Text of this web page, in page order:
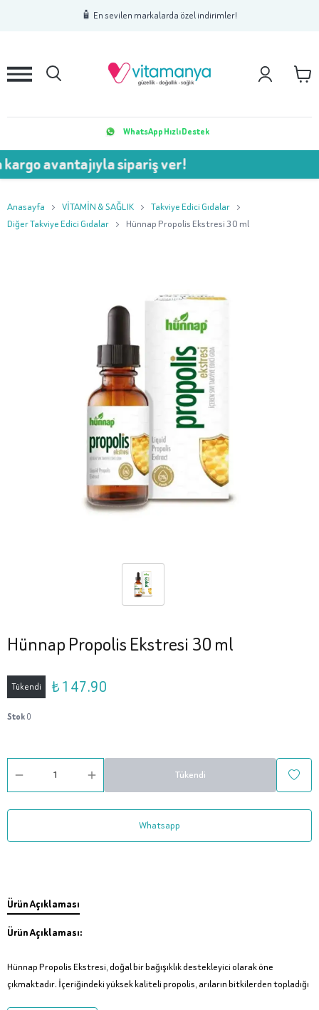
🧴 En sevilen markalarda özel indirimler!
2 3
WhatsApp Hızlı Destek
sipariş ver!
Anasayfa VİTAMİN & SAĞLIK
Takviye Edici Gıdalar
Diğer Takviye Edici Gıdalar
Hünnap Propolis Ekstresi 30 ml
Hünnap Propolis Ekstresi 30 ml
Tükendi ₺ 147.90
Stok0
Tükendi
Whatsapp
Ürün Açıklaması
Ürün Açıklaması:
Hünnap Propolis Ekstresi, doğal bir bağışıklık destekleyici olarak öne
çıkmaktadır. İçeriğindeki yüksek kaliteli propolis, arıların bitkilerden topladığı